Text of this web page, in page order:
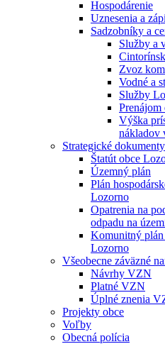
Hospodárenie
Uznesenia a
Sadzobníky a
Služby a
Zvoz
Vodné a
Služby
Prenájom
Výška
nákladov
Strategické dokumenty
Štatút obce
Územný plán
Plán
Lozorno
Opatrenia na
odpadu na
Komunitný plán
Lozorno
Všeobecne záväzné
Návrhy VZN
Platné VZN
Úplné znenia
Projekty obce
Voľby
Obecná polícia